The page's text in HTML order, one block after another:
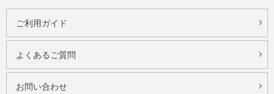
ご利用ガイド
よくあるご質問
お問い合わせ